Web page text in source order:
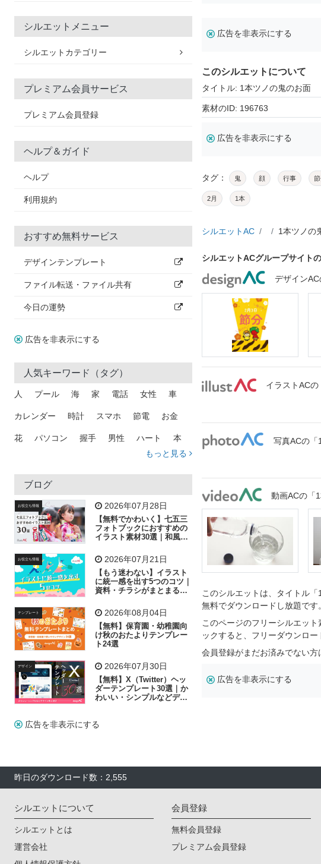
シルエットメニュー
シルエットカテゴリー
プレミアム会員サービス
プレミアム会員登録
ヘルプ＆ガイド
ヘルプ
利用規約
おすすめ無料サービス
デザインテンプレート
ファイル転送・ファイル共有
今日の運勢
広告を非表示にする
人気キーワード（タグ）
人 プール 海 家 電話 女性 車
カレンダー 時計 スマホ 節電 お金
花 パソコン 握手 男性 ハート 本
トラック 木
吹き出し
飛行機 グラフ ビル 魚 家族 書類
歩く 工場 会社 太陽 キラキラ
子供 作業員 相談 ピクトグラム
もっと見る
ブログ
お役立ち情報 2026年07月28日
【無料でかわいく】七五三
フォトブックにおすすめの
イラスト素材30選｜和風の
お役立ち情報 2026年07月21日
【もう迷わない】イラスト
に統一感を出す5つのコツ｜
資料・チラシがまとまるフ
テンプレート 2026年08月04日
【無料】保育園・幼稚園向
け秋のおたよりテンプレー
ト24選
デザイン 2026年07月30日
【無料】X（Twitter）ヘッ
ダーテンプレート30選｜か
わいい・シンプルなどデザ
広告を非表示にする
広告を非表示にする
このシルエットについて
タイトル: 1本ツノの鬼のお面
素材のID: 196763
広告を非表示にする
タグ： 鬼 顔 行事
2月 1本
シルエットAC 1本ツノの
シルエットACグループサイト
デザイン
イラストAC
写真ACの「
動画ACの「
このシルエットは、タイトル
無料でダウンロードし放題です。
このページのフリーシルエッ
ックすると、フリーダウンロー
会員登録がまだお済みでない方
広告を非表示にする
昨日のダウンロード数：2,555
シルエットについて
シルエットとは
運営会社
会員登録
無料会員登録
プレミアム会員登録